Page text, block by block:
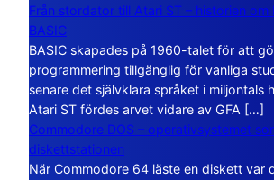
Från stordator till Atari ST – historien om
BASIC
BASIC skapades på 1960-talet för att
programmering tillgänglig för vanliga
senare det självklara språket i miljontals
Atari ST fördes arvet vidare av GFA […]
Commodore DOS – operativsystemet
diskettstationen
När Commodore 64 läste en diskett var